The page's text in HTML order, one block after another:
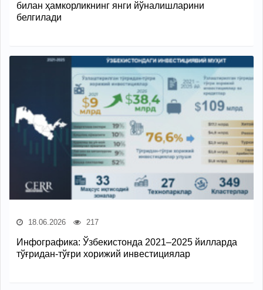
билан ҳамкорликнинг янги йўналишларини
белгилади
18.06.2026 217
Инфографика: Ўзбекистонда 2021–2025 йилларда
тўғридан-тўғри хорижий инвестициялар